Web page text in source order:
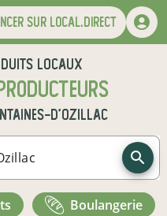
sur local.direct
locaux
d'Ozillac
boulangerie